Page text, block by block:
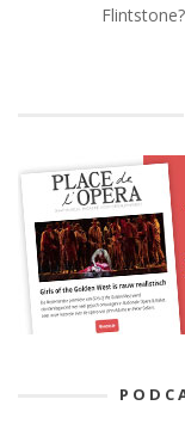
Flintstone?